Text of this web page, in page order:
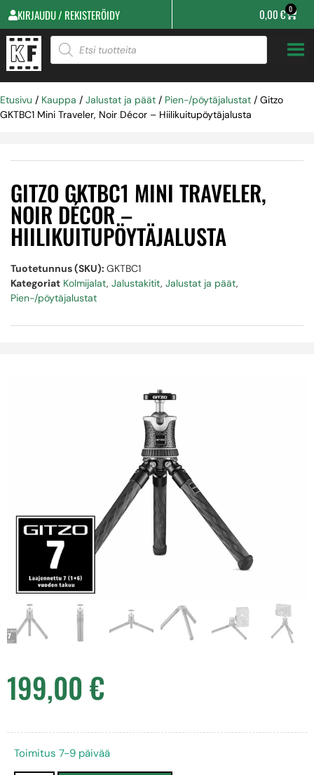
KIRJAUDU / REKISTERÖIDY 0,00€ 0
Etusivu / Kauppa / Jalustat ja päät / Pien-/pöytäjalustat / Gitzo
GKTBC1 Mini Traveler, Noir Décor – Hiilikuitupöytäjalusta
GITZO GKTBC1 MINI TRAVELER,
NOIR DÉCOR –
HIILIKUITUPÖYTÄJALUSTA
Tuotetunnus (SKU): GKTBC1
Kategoriat Kolmijalat, Jalustakitit, Jalustat ja päät,
Pien-/pöytäjalustat
199,00€
Toimitus 7-9 päivää